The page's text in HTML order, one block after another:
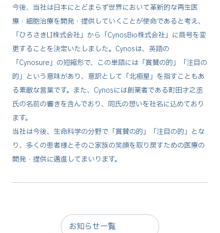
今後、当社は日本にとどまらず世界において革新的な再生医
療・細胞治療を開発・提供していくことが使命であると考え、
「ひろさきLI株式会社」から「CynosBio株式会社」に商号を変
更することを決定いたしました。Cynosは、英語の
「Cynosure」の短縮形で、この単語には「賞賛の的」「注目の
的」という意味があり、意訳として「北極星」を指すこともあ
る素敵な言葉です。また、Cynosには創業者である町田才之丞
氏の名前の響きを含んでおり、同氏の想いを社名に込めており
ます。
当社は今後、生命科学の分野で「賞賛の的」「注目の的」とな
り、多くの患者様とそのご家族の笑顔を取り戻すための医療の
開発・提供に邁進してまいります。
お知らせ一覧